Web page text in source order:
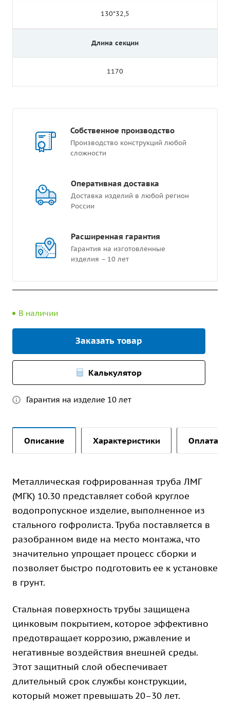
130*32,5
Длина секции
1170
Собственное производство
Производство конструкций любой
сложности
Оперативная доставка
Доставка изделий в любой регион
России
Расширенная гарантия
Гарантия на изготовленные
изделия – 10 лет
В наличии
Заказать товар
Калькулятор
Гарантия на изделие 10 лет
Описание Характеристики Оплата и
Металлическая гофрированная труба ЛМГ
(МГК) 10.30 представляет собой круглое
водопропускное изделие, выполненное из
стального гофролиста. Труба поставляется в
разобранном виде на место монтажа, что
значительно упрощает процесс сборки и
позволяет быстро подготовить ее к установке
в грунт.
Стальная поверхность трубы защищена
цинковым покрытием, которое эффективно
предотвращает коррозию, ржавление и
негативные воздействия внешней среды.
Этот защитный слой обеспечивает
длительный срок службы конструкции,
который может превышать 20–30 лет.